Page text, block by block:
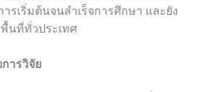
รเริ่มต้นจนสำเร็จการศึกษา และยัง
นที่ทั่วประเทศ
ารวิจัย